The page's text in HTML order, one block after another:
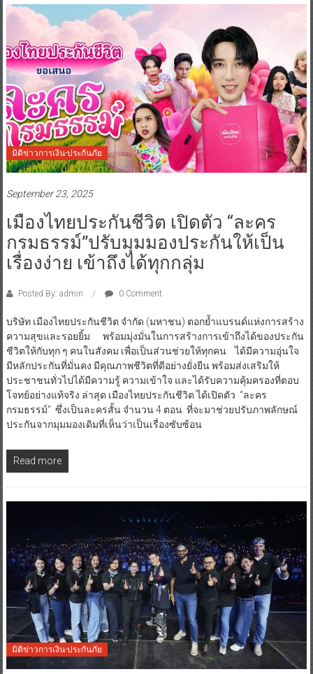
มิติข่าวการเงิน-ประกันภัย
September 23, 2025
เมืองไทยประกันชีวิต เปิดตัว “ละคร
กรมธรรม์”ปรับมุมมองประกันให้เป็น
เรื่องง่าย เข้าถึงได้ทุกกลุ่ม
Posted By: admin 0 Comment
บริษัท เมืองไทยประกันชีวิต จำกัด (มหาชน) ตอกย้ำแบรนด์แห่งการสร้าง
ความสุขและรอยยิ้ม พร้อมมุ่งมั่นในการสร้างการเข้าถึงได้ของประกัน
ชีวิตให้กับทุก ๆ คนในสังคม เพื่อเป็นส่วนช่วยให้ทุกคน ได้มีความอุ่นใจ
มีหลักประกันที่มั่นคง มีคุณภาพชีวิตที่ดีอย่างยั่งยืน พร้อมส่งเสริมให้
ประชาชนทั่วไปได้มีความรู้ ความเข้าใจ และได้รับความคุ้มครองที่ตอบ
โจทย์อย่างแท้จริง ล่าสุด เมืองไทยประกันชีวิต ได้เปิดตัว “ละคร
กรมธรรม์” ซึ่งเป็นละครสั้น จำนวน 4 ตอน ที่จะมาช่วยปรับภาพลักษณ์
ประกันจากมุมมองเดิมที่เห็นว่าเป็นเรื่องซับซ้อน
Read more
มิติข่าวการเงิน-ประกันภัย